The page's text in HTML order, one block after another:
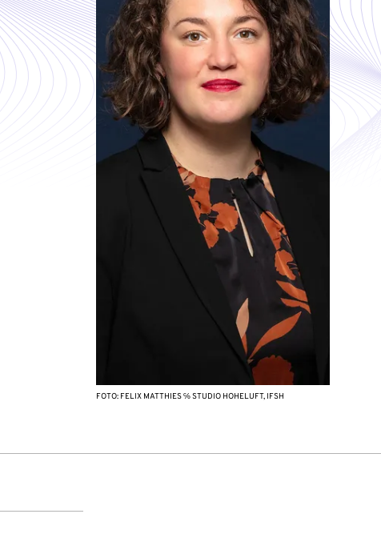
FOTO: FELIX MATTHIES ℅ STUDIO HOHELUFT, IFSH